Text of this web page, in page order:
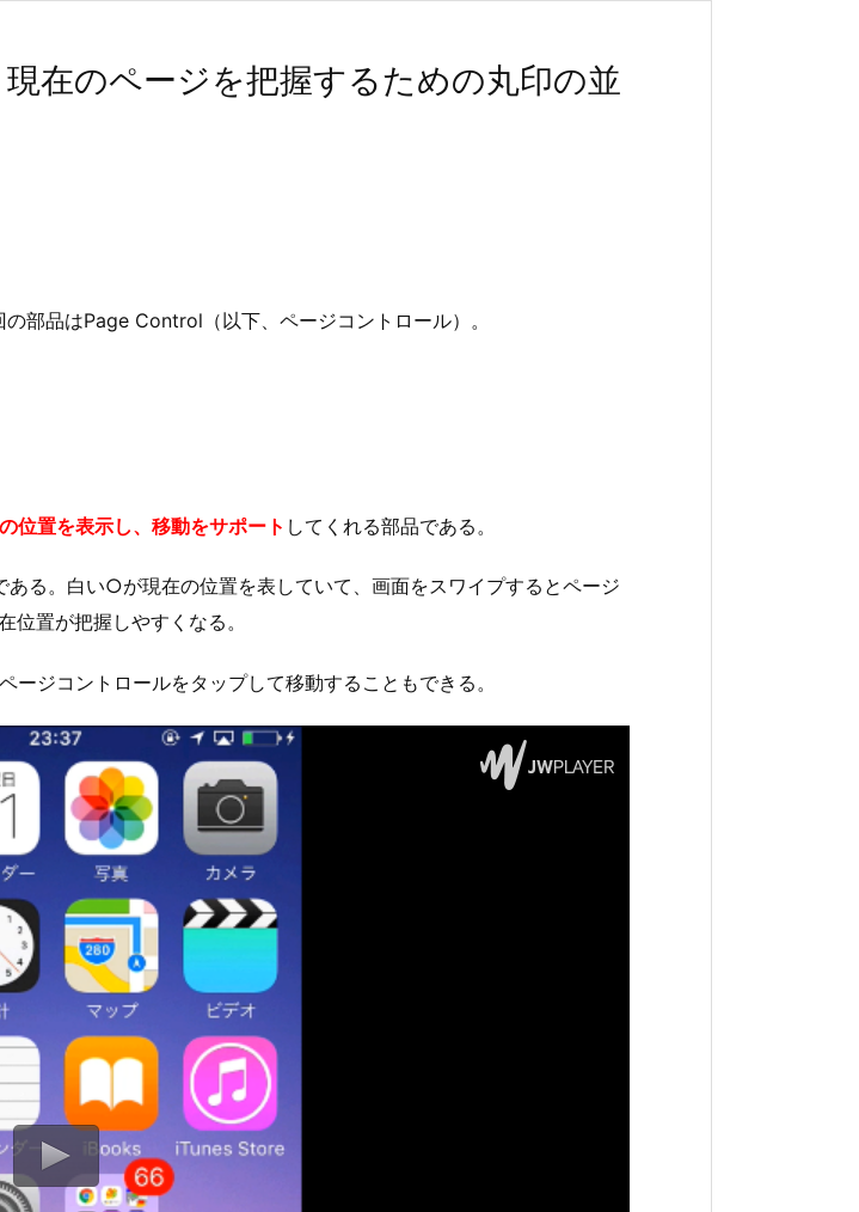
在のページを把握するための丸印の並
部品はPage Control（以下、ページコントロール）。
位置を表示し、移動をサポート してくれる部品である。
る。白い○が現在の位置を表していて、画面をスワイプするとページ
置が把握しやすくなる。
ジコントロールをタップして移動することもできる。